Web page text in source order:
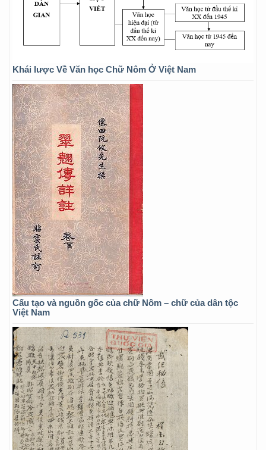
Khái lược Về Văn học Chữ Nôm Ở Việt Nam
Cấu tạo và nguồn gốc của chữ Nôm – chữ của dân tộc
Việt Nam